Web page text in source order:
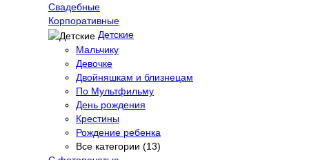
Свадебные
Корпоративные
Детские
Мальчику
Девочке
Двойняшкам и близнецам
По Мультфильму
День рождения
Крестины
Рождение ребенка
Все категории (13)